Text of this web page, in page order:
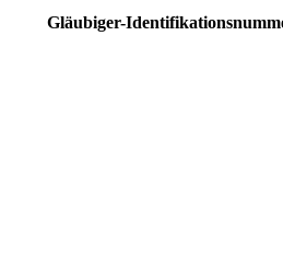
Gläubiger-